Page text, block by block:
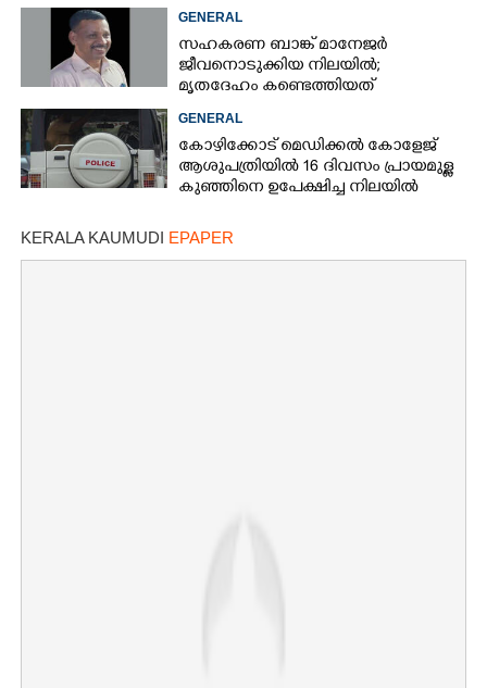
GENERAL
സഹകരണ ബാങ്ക് മാനേജർ
ജീവനൊടുക്കിയ നിലയിൽ;
മൃതദേഹം കണ്ടെത്തിയത്
വായനശാലയിൽ
GENERAL
കോഴിക്കോട് മെഡിക്കൽ കോളേജ്
ആശുപത്രിയിൽ 16 ദിവസം പ്രായമുള്ള
കുഞ്ഞിനെ ഉപേക്ഷിച്ച നിലയിൽ
KERALA KAUMUDI EPAPER